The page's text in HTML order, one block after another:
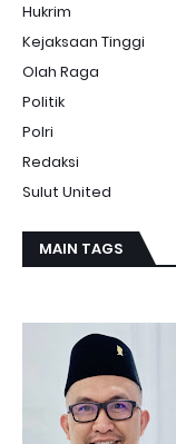
Hukrim
Kejaksaan Tinggi
Olah Raga
Politik
Polri
Redaksi
Sulut United
MAIN TAGS